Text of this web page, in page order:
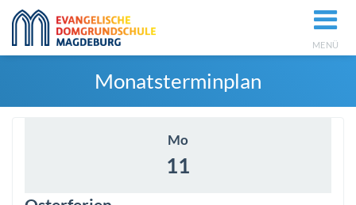
MENÜ
Monatsterminplan
Mo
11